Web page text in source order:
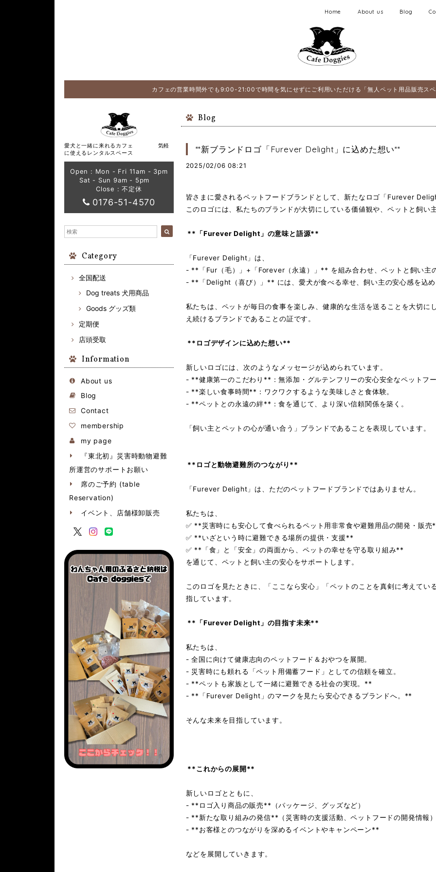
Home About us Blog
カフェの営業時間外でも9:00-21:00で時間を気にせずにご利用いただける「無人ペット用品販売ス
愛犬と一緒に来れるカフェ 気軽
に使えるレンタルスペース
Open : Mon - Fri 11am - 3pm
Sat - Sun 9am - 5pm
Close : 不定休
0176-51-4570
Category
全国配送
Dog treats 犬用商品
Goods グッズ類
定期便
店頭受取
Information
About us
Blog
Contact
membership
my page
『東北初』災害時動物避難
所運営のサポートお願い
席のご予約 (table
Reservation)
イベント、店舗様卸販売
Blog
**新ブランドロゴ「Furever Delight」に込めた想い**
2025/02/06 08:21
皆さまに愛されるペットフードブランドとして、新たなロゴ「Furever
このロゴには、私たちのブランドが大切にしている価値観や、ペットと飼
**「Furever Delight」の意味と語源**
「Furever Delight」は、
- **「Fur（毛）」+「Forever（永遠）」** を組み合わせ、ペットと飼い主
- **「Delight（喜び）」** には、愛犬が食べる幸せ、飼い主の安心感を込
私たちは、ペットが毎日の食事を楽しみ、健康的な生活を送ることを大切に
え続けるブランドであることの証です。
**ロゴデザインに込めた想い**
新しいロゴには、次のようなメッセージが込められています。
- **健康第一のこだわり**：無添加・グルテンフリーの安心安全なペットフ
- **楽しい食事時間**：ワクワクするような美味しさと食体験。
- **ペットとの永遠の絆**：食を通じて、より深い信頼関係を築く。
「飼い主とペットの心が通い合う」ブランドであることを表現しています。
**ロゴと動物避難所のつながり**
「Furever Delight」は、ただのペットフードブランドではありません。
私たちは、
✅ **災害時にも安心して食べられるペット用非常食や避難用品の開発・販
✅ **いざという時に避難できる場所の提供・支援**
✅ **「食」と「安全」の両面から、ペットの幸せを守る取り組み**
を通じて、ペットと飼い主の安心をサポートします。
このロゴを見たときに、「ここなら安心」「ペットのことを真剣に考えて
指しています。
**「Furever Delight」の目指す未来**
私たちは、
- 全国に向けて健康志向のペットフード＆おやつを展開。
- 災害時にも頼れる「ペット用備蓄フード」としての信頼を確立。
- **ペットも家族として一緒に避難できる社会の実現。**
- **「Furever Delight」のマークを見たら安心できるブランドへ。**
そんな未来を目指しています。
**これからの展開**
新しいロゴとともに、
- **ロゴ入り商品の販売**（パッケージ、グッズなど）
- **新たな取り組みの発信**（災害時の支援活動、ペットフードの開発情報
- **お客様とのつながりを深めるイベントやキャンペーン**
などを展開していきます。